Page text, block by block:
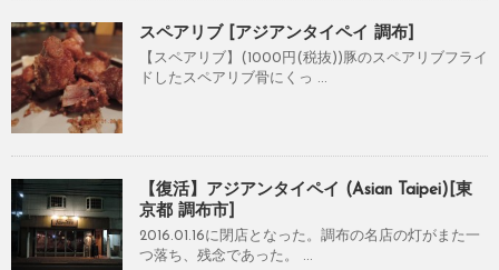
スペアリブ [アジアンタイペイ 調布]
【スペアリブ】(1000円(税抜))豚のスペアリブフライ
ドしたスペアリブ骨にくっ ...
【復活】アジアンタイペイ (Asian Taipei)[東
京都 調布市]
2016.01.16に閉店となった。調布の名店の灯がまた一
つ落ち、残念であった。 ...